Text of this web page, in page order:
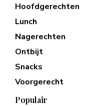
Hoofdgerechten
Lunch
Nagerechten
Ontbijt
Snacks
Voorgerecht
Populair